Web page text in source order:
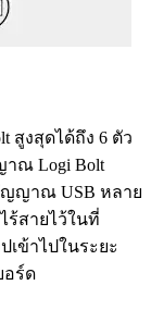
สูงสุดได้ถึง 6 ตัว
าณ Logi Bolt
ญญาณ USB หลาย
ร้สายไว้ในที่
ข้าไปในระยะ
อร์ด